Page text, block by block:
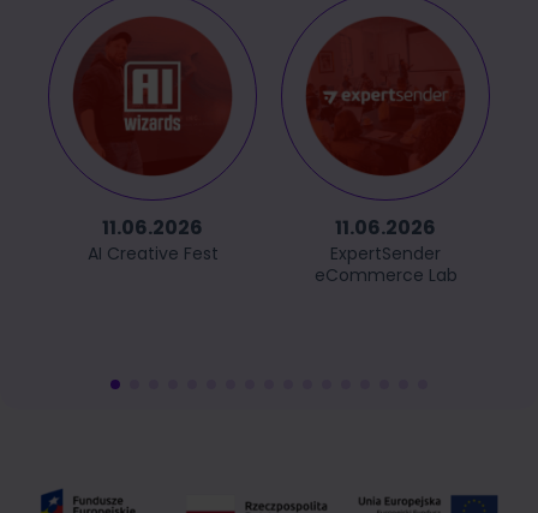
11.06.2026
AI Creative Fest
11.06.2026
ExpertSender
eCommerce Lab